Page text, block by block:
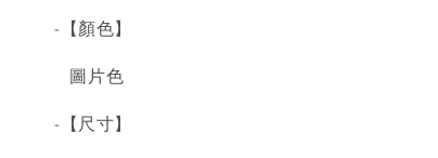
-【顏色】
圖片色
-【尺寸】